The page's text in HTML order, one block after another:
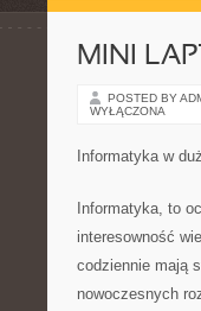
MINI
POSTED BY
WYŁĄCZONA
Informatyka w
Informatyka, to
interesowność
codziennie mają
nowoczesnych